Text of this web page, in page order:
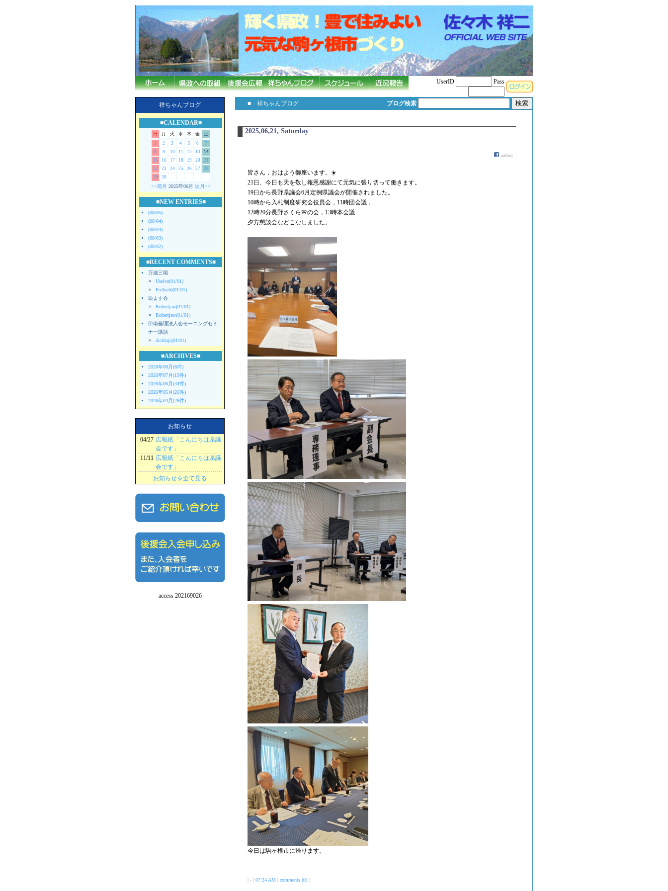
UserID Pass
祥ちゃんブログ
■CALENDAR■
日 月 火 水 木 金
土
1
2 3 4 5 6
7
8
9 10 11 12 13
14
15
16 17 18 19 20
21
22
23 24 25 26 27
28
29
30
<<前月 2025年06月 次月>>
■NEW ENTRIES■
(08/05)
(08/04)
(08/04)
(08/03)
(08/02)
■RECENT COMMENTS■
万歳三唱
Uselve(01/01)
PoAveld(01/01)
励ます会
Robertjaw(01/01)
Robertjaw(01/01)
伊南倫理法人会モーニングセミ
ナー講話
dicldujs(01/01)
■ARCHIVES■
2026年08月(6件)
2026年07月(19件)
2026年06月(34件)
2026年05月(26件)
2026年04月(28件)
お知らせ
04/27 広報紙「こんにちは県議
会です」
11/11 広報紙「こんにちは県議
会です」
お知らせを全て見る
access 202169026
■ 祥ちゃんブログ ブログ検索
2025,06,21, Saturday
author :
皆さん，おはよう御座います。☀️
21日、今日も天を敬し報恩感謝にて元気に張り切って働きます。
19日から長野県議会6月定例県議会が開催されました。
10時から入札制度研究会役員会，11時団会議，
12時20分長野さくら🌸の会，13時本会議
夕方懇談会などこなしました。
今日は駒ヶ根市に帰ります。
| - | 07:24 AM| comments (0)|